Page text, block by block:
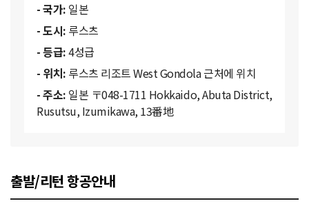
- 국가: 일본
- 도시: 루스츠
- 등급:4성급
- 위치: 루스츠 리조트 West Gondola 근처에 위치
- 주소: 일본 〒048-1711 Hokkaido, Abuta District,
Rusutsu, Izumikawa, 13番地
출발/리턴 항공안내